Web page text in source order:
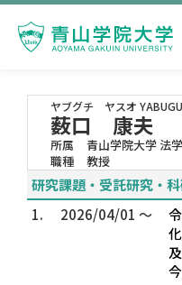
ヤブグチ ヤスオ
薮口 康夫
所属
青山学院大学 法
職種
教授
研究課題・受託研究・
1.
2026/04/01 ～